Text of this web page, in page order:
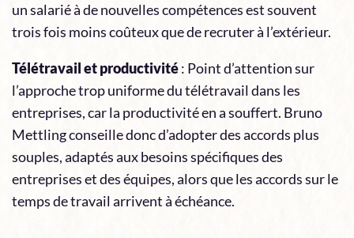
un salarié à de nouvelles compétences est souvent
trois fois moins coûteux que de recruter à l’extérieur.
Télétravail et productivité: Point d’attention sur
l’approche trop uniforme du télétravail dans les
entreprises, car la productivité en a souffert. Bruno
Mettling conseille donc d’adopter des accords plus
souples, adaptés aux besoins spécifiques des
entreprises et des équipes, alors que les accords sur le
temps de travail arrivent à échéance.